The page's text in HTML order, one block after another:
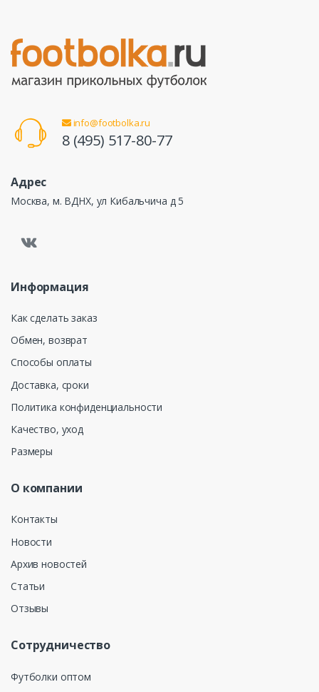
info@footbolka.ru
8 (495) 517-80-77
Адрес
Москва, м. ВДНХ, ул Кибальчича д 5
Информация
Как сделать заказ
Обмен, возврат
Способы оплаты
Доставка, сроки
Политика конфиденциальности
Качество, уход
Размеры
О компании
Контакты
Новости
Архив новостей
Статьи
Отзывы
Сотрудничество
Футболки оптом